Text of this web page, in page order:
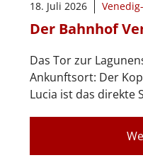
18. Juli 2026
Der Bahnhof
Das Tor zur
Ankunftsort: Der
Lucia ist das direkte